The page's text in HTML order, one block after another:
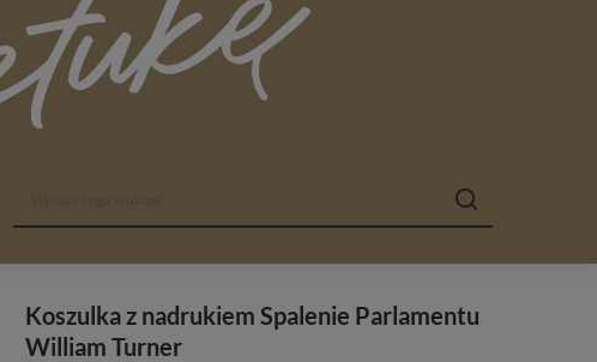
Koszulka z nadrukiem Spalenie Parlamentu
William Turner